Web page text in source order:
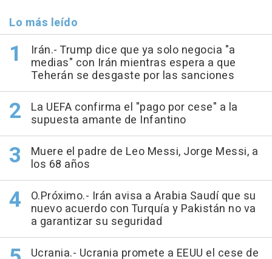
Lo más leído
Irán.- Trump dice que ya solo negocia "a
medias" con Irán mientras espera a que
Teherán se desgaste por las sanciones
La UEFA confirma el "pago por cese" a la
supuesta amante de Infantino
Muere el padre de Leo Messi, Jorge Messi, a
los 68 años
O.Próximo.- Irán avisa a Arabia Saudí que su
nuevo acuerdo con Turquía y Pakistán no va
a garantizar su seguridad
Ucrania.- Ucrania promete a EEUU el cese de